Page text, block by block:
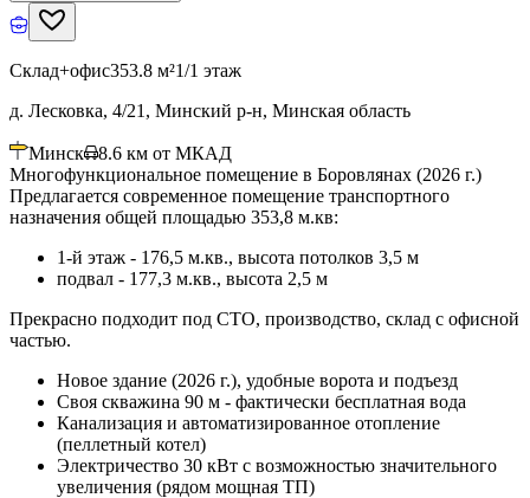
Склад+офис353.8 м²1/1 этаж
д. Лесковка, 4/21, Минский р-н, Минская область
Минск 8.6 км от МКАД
Многофункциональное помещение в Боровлянах (2026 г.)
Предлагается современное помещение транспортного
назначения общей площадью 353,8 м.кв:
1-й этаж - 176,5 м.кв., высота потолков 3,5 м
подвал - 177,3 м.кв., высота 2,5 м
Прекрасно подходит под СТО, производство, склад с офисной
частью.
Новое здание (2026 г.), удобные ворота и подъезд
Своя скважина 90 м - фактически бесплатная вода
Канализация и автоматизированное отопление
(пеллетный котел)
Электричество 30 кВт с возможностью значительного
увеличения (рядом мощная ТП)